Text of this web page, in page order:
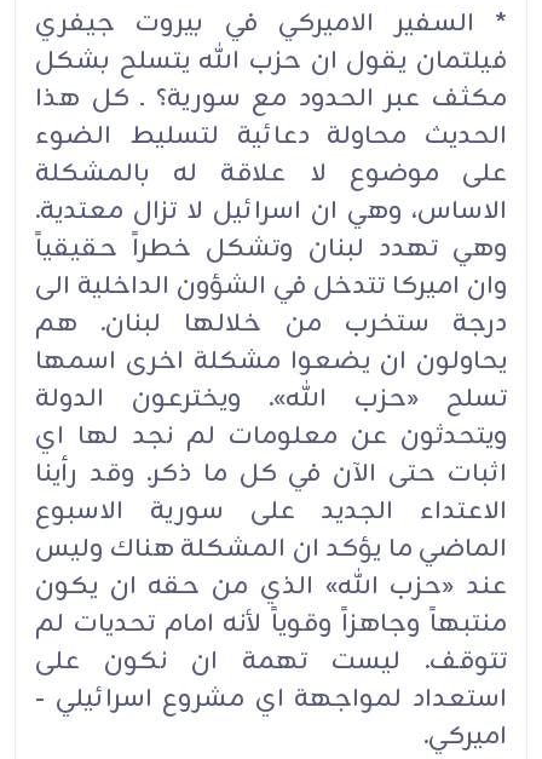
* السفير الاميركي في بيروت جيفري
فيلتمان يقول ان حزب الله يتسلح بشكل
مكثف عبر الحدود مع سورية؟ ـ كل هذا
الحديث محاولة دعائية لتسليط الضوء
على موضوع لا علاقة له بالمشكلة
الاساس، وهي ان اسرائيل لا تزال معتدية.
وهي تهدد لبنان وتشكل خطراً حقيقياً
وان اميركا تتدخل في الشؤون الداخلية الى
درجة ستخرب من خلالها لبنان. هم
يحاولون ان يضعوا مشكلة اخرى اسمها
تسلح «حزب الله». ويخترعون الدولة
ويتحدثون عن معلومات لم نجد لها اي
اثبات حتى الآن في كل ما ذكر. وقد رأينا
الاعتداء الجديد على سورية الاسبوع
الماضي ما يؤكد ان المشكلة هناك وليس
عند «حزب الله» الذي من حقه ان يكون
منتبهاً وجاهزاً وقوياً لأنه امام تحديات لم
تتوقف. ليست تهمة ان نكون على
استعداد لمواجهة اي مشروع اسرائيلي -
اميركي.